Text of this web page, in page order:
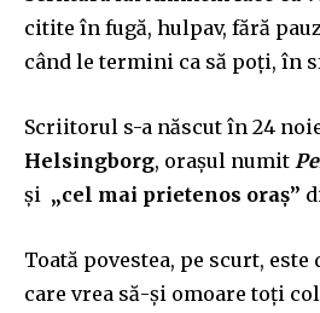
citite în fugă, hulpav, fără
când le termini ca să poți, în
Scriitorul s-a născut în 24
Helsingborg, orașul numit
și „cel mai prietenos oraș”
Toată povestea, pe scurt,
care vrea să-și omoare toți